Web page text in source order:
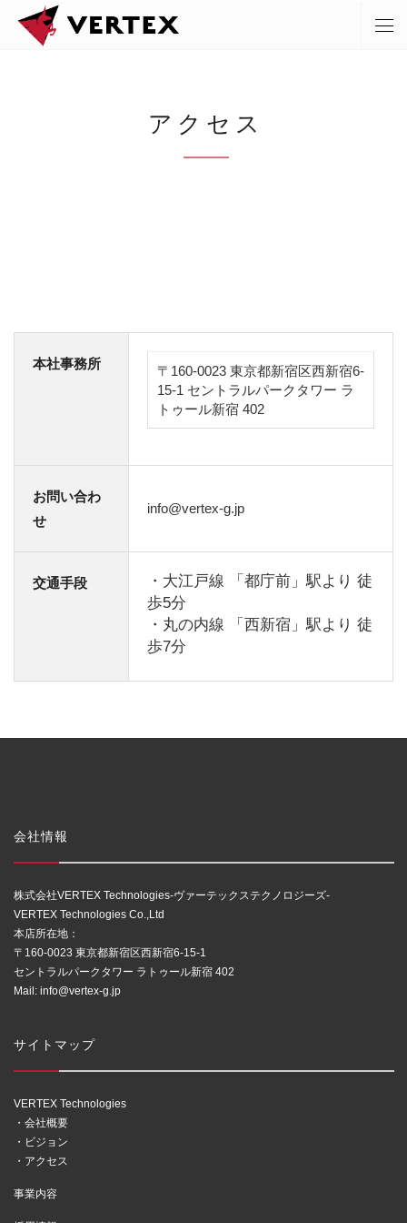
アクセス
本社事務所
〒160-0023 東京都新宿区西新宿6-
15-1 セントラルパークタワー ラ
トゥール新宿 402
お問い合わ
せ
info@vertex-g.jp
交通手段
・大江戸線 「都庁前」駅より 徒
歩5分
・丸の内線 「西新宿」駅より 徒
歩7分
会社情報
株式会社VERTEX Technologies-ヴァーテックステクノロジーズ-
VERTEX Technologies Co.,Ltd
本店所在地：
〒160-0023 東京都新宿区西新宿6-15-1
セントラルパークタワー ラトゥール新宿 402
Mail: info@vertex-g.jp
サイトマップ
VERTEX Technologies
・会社概要
・ビジョン
・アクセス
事業内容